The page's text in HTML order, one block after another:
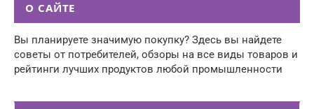
О САЙТЕ
Вы планируете значимую покупку? Здесь вы найдете
советы от потребителей, обзоры на все виды товаров и
рейтинги лучших продуктов любой промышленности